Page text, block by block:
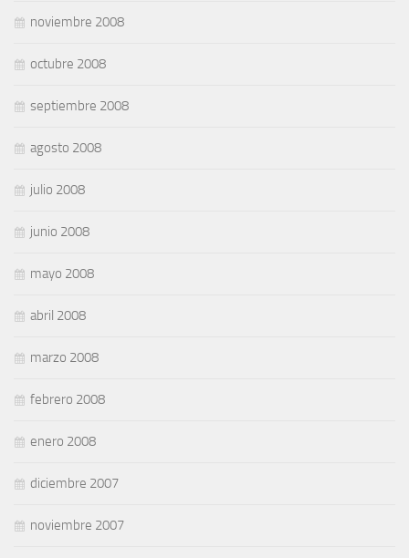
noviembre 2008
octubre 2008
septiembre 2008
agosto 2008
julio 2008
junio 2008
mayo 2008
abril 2008
marzo 2008
febrero 2008
enero 2008
diciembre 2007
noviembre 2007